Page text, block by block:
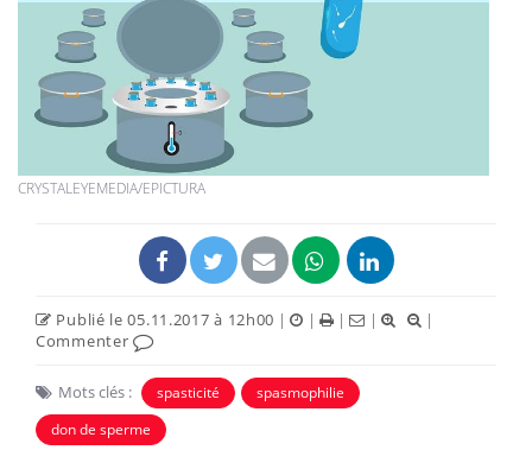
CRYSTALEYEMEDIA/EPICTURA
Publié le 05.11.2017 à 12h00 | | | |
|
Commenter
Mots clés : spasticité
spasmophilie
don de sperme